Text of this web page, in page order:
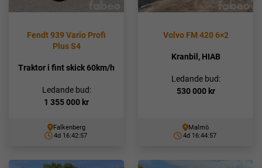
Fendt 939 Vario Profi
Plus S4
Traktor i fint skick 60km/h
Ledande bud:
1 355 000 kr
Falkenberg
4d 16:42:56
Volvo FM 420 6×2
Kranbil, HIAB
Ledande bud:
530 000 kr
Malmö
4d 16:44:56